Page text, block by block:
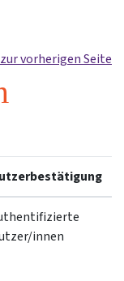
vorherigen Seite
innen